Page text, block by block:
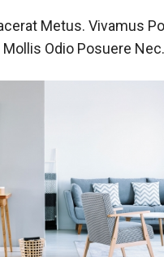
Metus. Vivamus
Mollis Odio Posuere Nec.